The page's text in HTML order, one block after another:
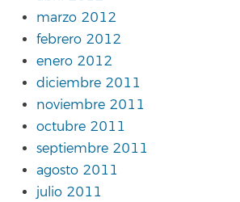
marzo 2012
febrero 2012
enero 2012
diciembre 2011
noviembre 2011
octubre 2011
septiembre 2011
agosto 2011
julio 2011